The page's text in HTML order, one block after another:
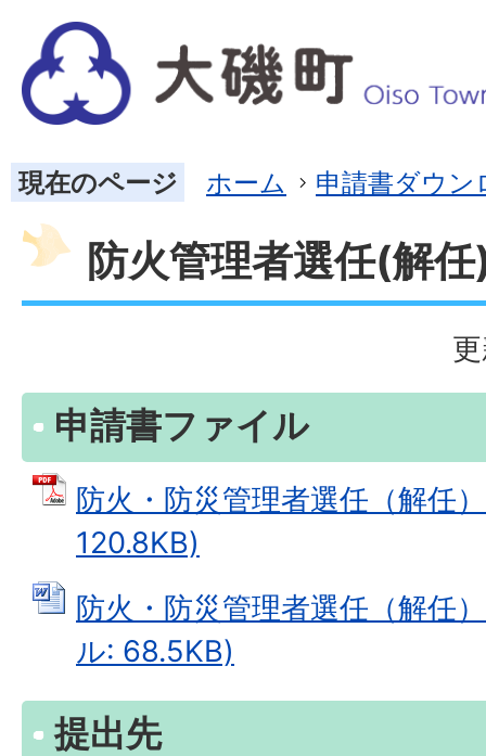
現在のページ ホーム 申請書ダウン
防火管理者選任(解
申請書ファイル
防火・防災管理者選任（解任
120.8KB)
防火・防災管理者選任（解任
ル: 68.5KB)
提出先